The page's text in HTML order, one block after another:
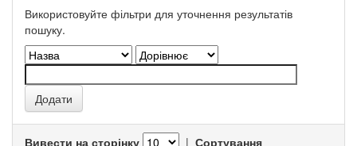
Використовуйте фільтри для уточнення результатів
пошуку.
Вивести на сторінку | Сортування